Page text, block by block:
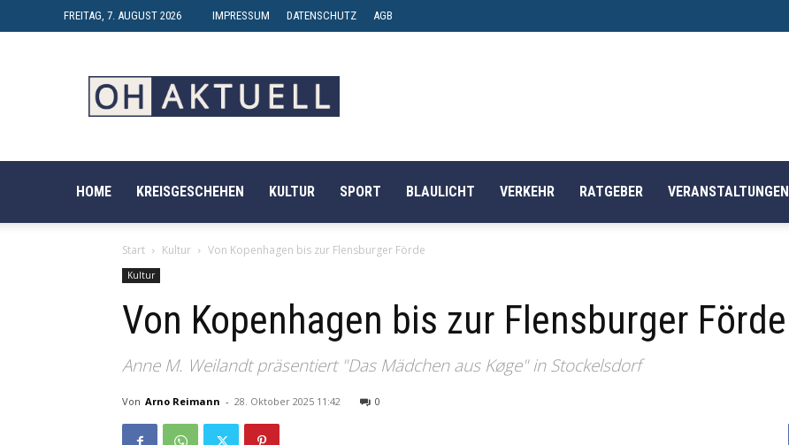
FREITAG, 7. AUGUST 2026 IMPRESSUM DATENSCHUTZ AGB
AKTUELL
HOME KREISGESCHEHEN KULTUR SPORT BLAULICHT VERKEHR RATGEBER VERANSTALTUNGEN
Start Kultur Von Kopenhagen bis zur Flensburger Förde
Kultur
Von Kopenhagen bis zur Flensburger Förde
Anne M. Weilandt präsentiert "Das Mädchen aus Køge" in Stockelsdorf
Von Arno Reimann - 28. Oktober 2025 11:42 0